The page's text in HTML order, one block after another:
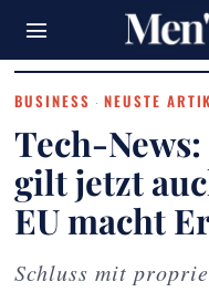
BUSINESS · NEUSTE
Tech-
gilt jetzt
EU macht
Schluss mit